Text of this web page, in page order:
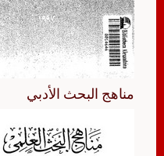
مناهج البحث الأدبي